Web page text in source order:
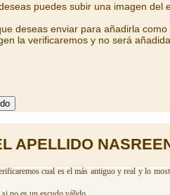
puedes subir una imagen del
deseas enviar para añadirla como
la verificaremos y no será
APELLIDO
cual es el más antiguo y real y lo